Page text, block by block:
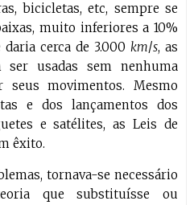
bicicletas, etc, sempre se
muito inferiores a 10%
daria cerca de 3.000km/s, as
ser usadas sem nenhuma
seus movimentos. Mesmo
e dos lançamentos dos
e satélites, as Leis de
êxito.
tornava-se necessário
que substituísse ou